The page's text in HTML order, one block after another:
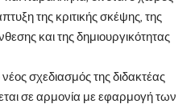
της κριτικής σκέψης, της
και της δημιουργικότητας
σχεδιασμός της διδακτέας
σε αρμονία με εφαρμογή των